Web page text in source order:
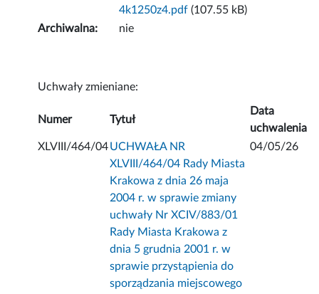
4k1250z4.pdf (107.55 kB)
Archiwalna:
nie
Uchwały zmieniane:
Numer Tytuł
Data
uchwalenia
XLVIII/464/04UCHWAŁA NR
XLVIII/464/04 Rady Miasta
Krakowa z dnia 26 maja
2004 r. w sprawie zmiany
uchwały Nr XCIV/883/01
Rady Miasta Krakowa z
dnia 5 grudnia 2001 r. w
sprawie przystąpienia do
sporządzania miejscowego
04/05/26